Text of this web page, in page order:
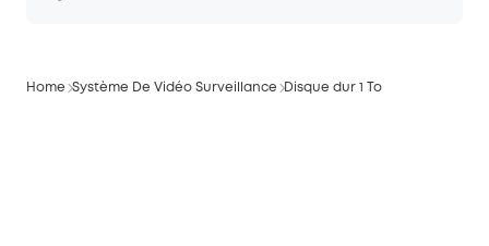
Home Système De Vidéo Surveillance Disque dur 1 To